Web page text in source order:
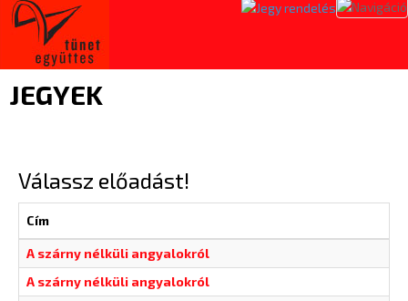
JEGYEK
Válassz előadást!
Cím
A szárny nélküli angyalokról
A szárny nélküli angyalokról